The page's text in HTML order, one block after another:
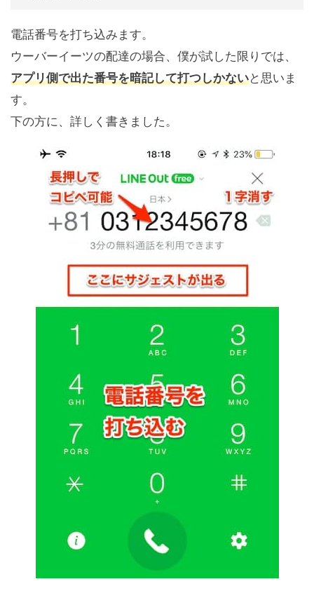
電話番号を打ち込みます。
ウーバーイーツの配達の場合、僕が試した限りでは、
アプリ側で出た番号を暗記して打つしかないと思いま
す。
下の方に、詳しく書きました。